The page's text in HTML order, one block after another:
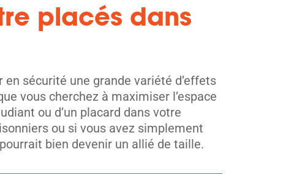
placés dans
sécurité une grande variété d’effets
vous cherchez à maximiser l’espace
ou d’un placard dans votre
ou si vous avez simplement
bien devenir un allié de taille.